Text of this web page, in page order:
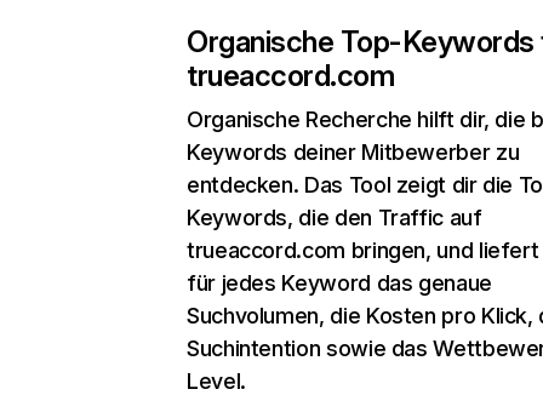
Organische Top-Keywords
trueaccord.com
Organische Recherche hilft dir, die
Keywords deiner Mitbewerber zu
entdecken. Das Tool zeigt dir die
Keywords, die den Traffic auf
trueaccord.com bringen, und liefert
für jedes Keyword das genaue
Suchvolumen, die Kosten pro Klick,
Suchintention sowie das
Level.